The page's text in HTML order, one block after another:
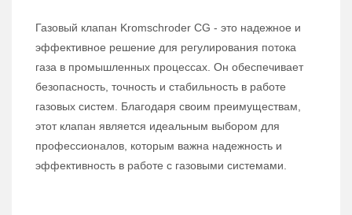
Газовый клапан Kromschroder CG - это надежное и
эффективное решение для регулирования потока
газа в промышленных процессах. Он обеспечивает
безопасность, точность и стабильность в работе
газовых систем. Благодаря своим преимуществам,
этот клапан является идеальным выбором для
профессионалов, которым важна надежность и
эффективность в работе с газовыми системами.